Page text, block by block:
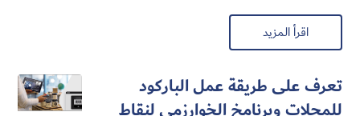
اقرأ المزيد
تعرف على طريقة عمل الباركود
للمحلات وبرنامخ الخوارزمي لنقاط